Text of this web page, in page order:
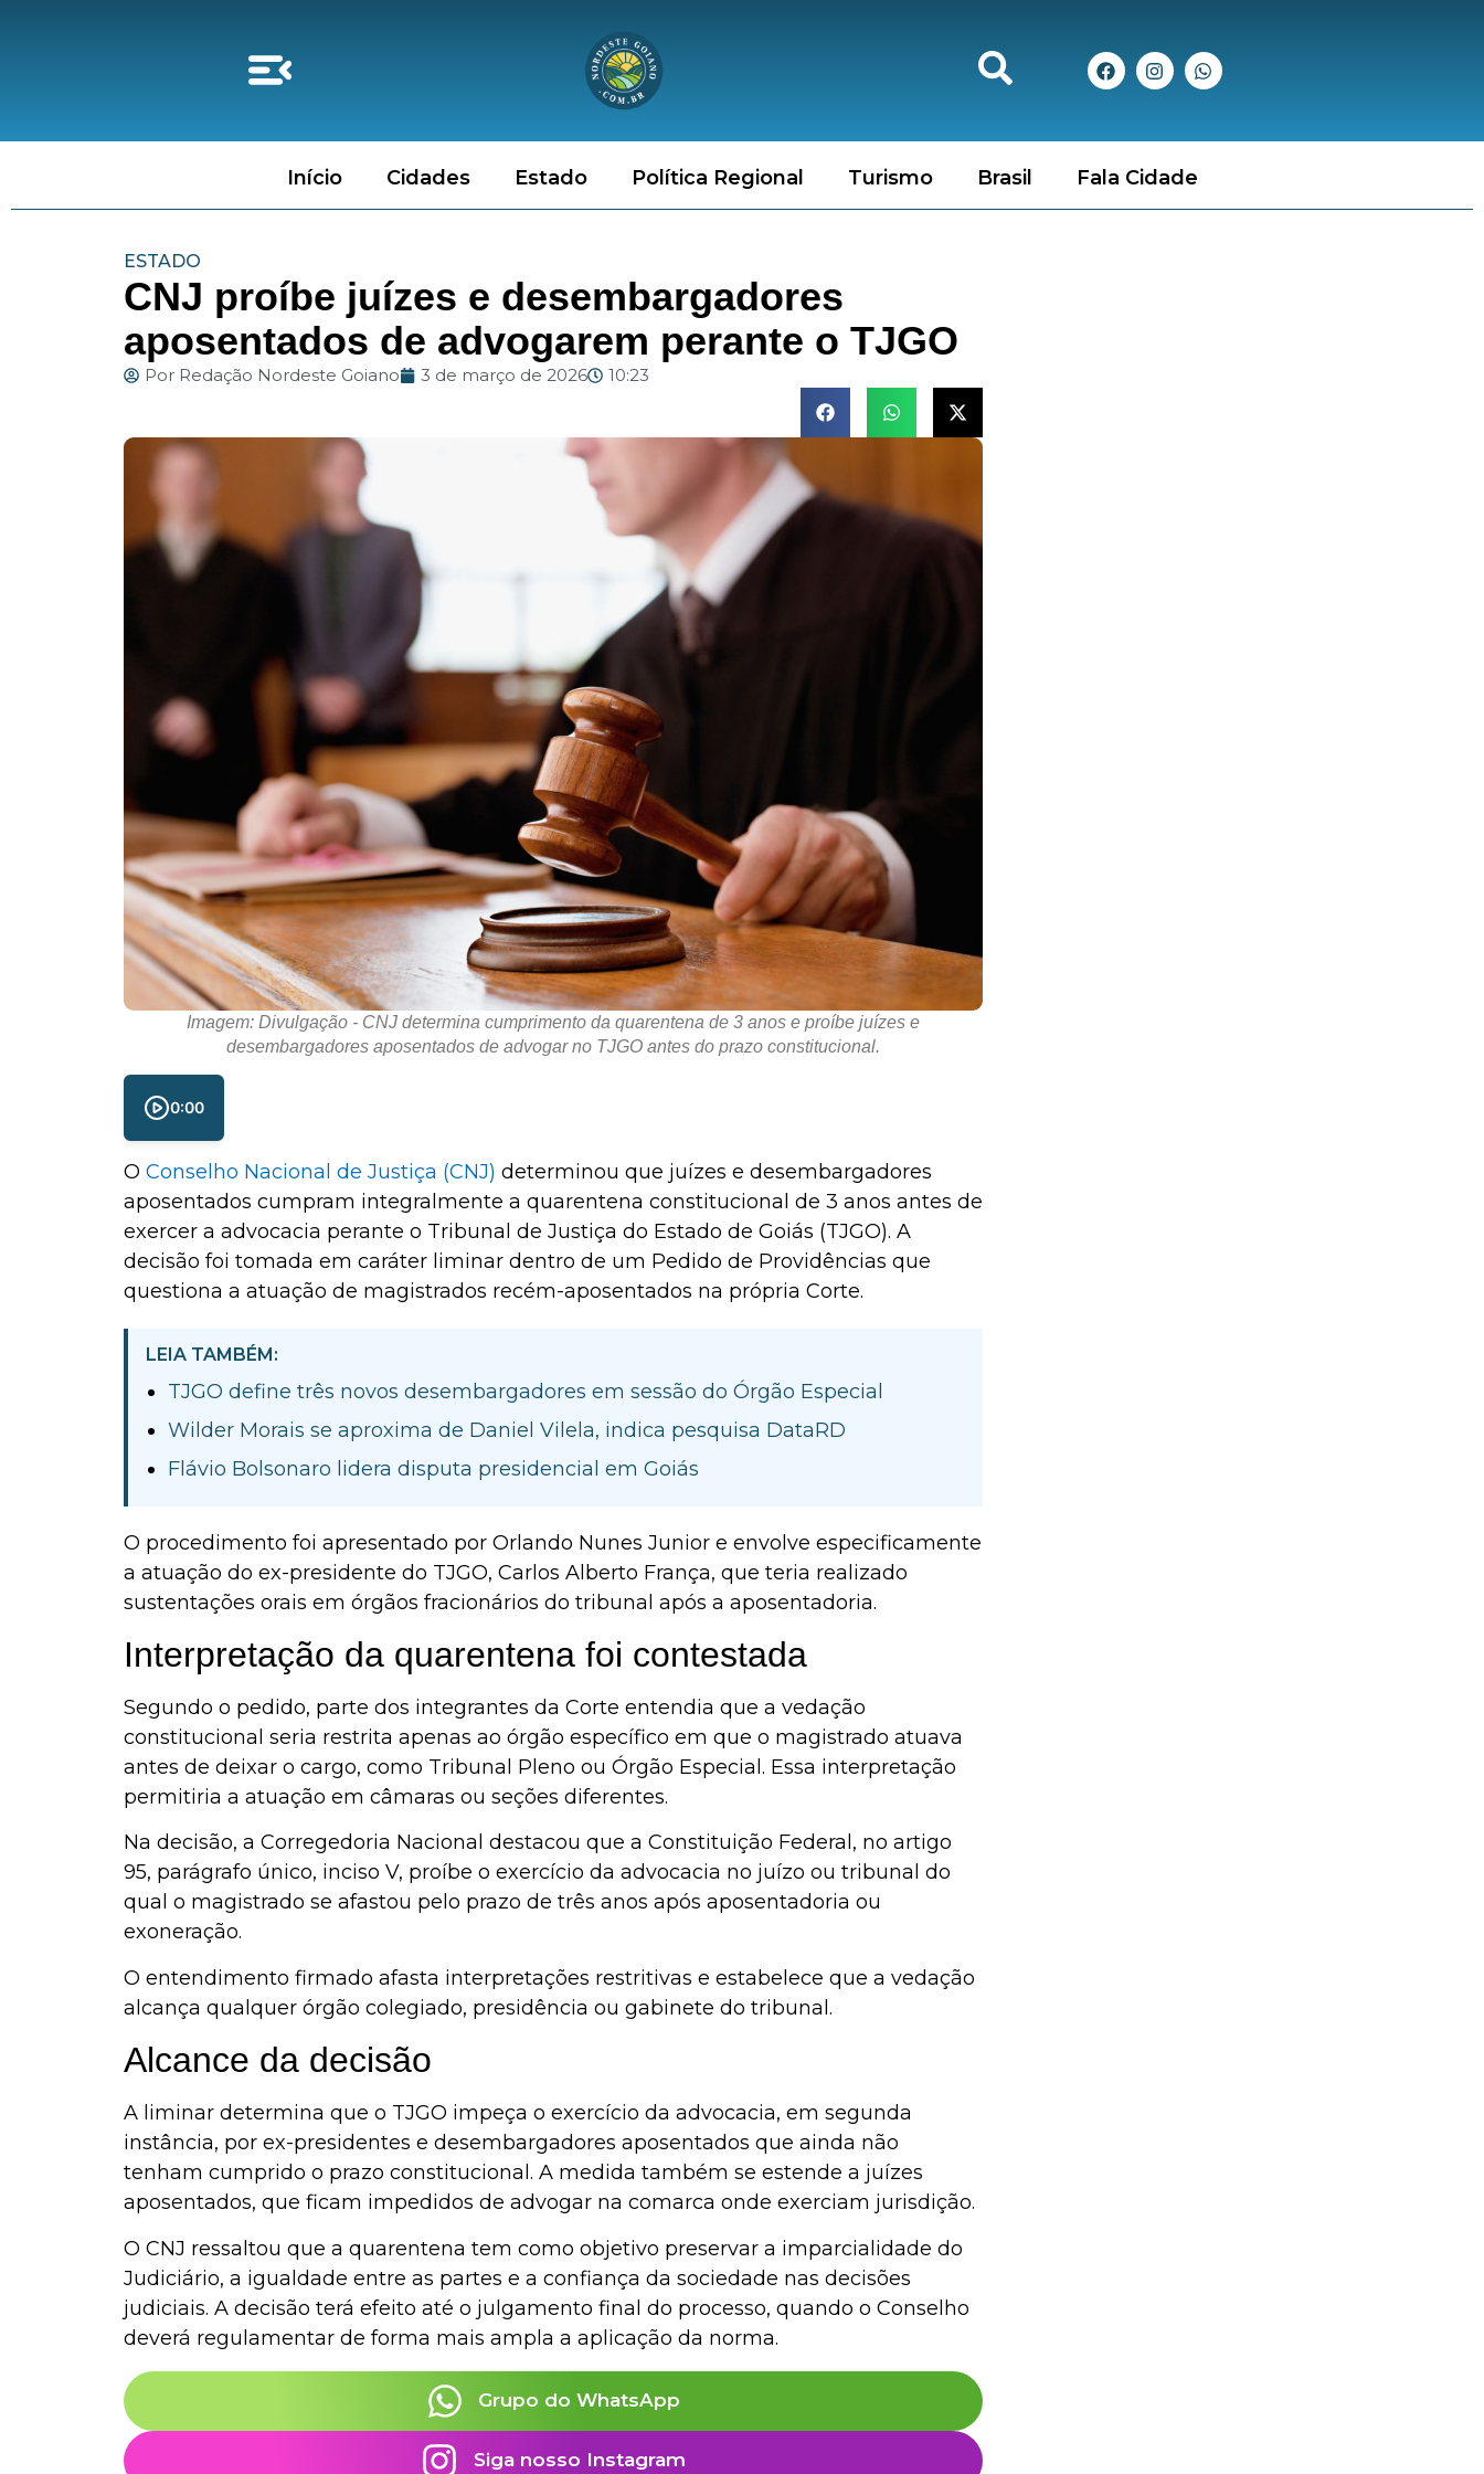
Início Cidades Estado Política Regional Turismo Brasil Fala Cidade
ESTADO
CNJ proíbe juízes e desembargadores
aposentados de advogarem perante o TJGO
Por Redação Nordeste Goiano 3 de março de 2026 10:23
Imagem: Divulgação - CNJ determina cumprimento da quarentena de 3 anos e proíbe juízes e
desembargadores aposentados de advogar no TJGO antes do prazo constitucional.
0:00
O Conselho Nacional de Justiça (CNJ) determinou que juízes e desembargadores
aposentados cumpram integralmente a quarentena constitucional de 3 anos antes de
exercer a advocacia perante o Tribunal de Justiça do Estado de Goiás (TJGO). A
decisão foi tomada em caráter liminar dentro de um Pedido de Providências que
questiona a atuação de magistrados recém-aposentados na própria Corte.
LEIA TAMBÉM:
TJGO define três novos desembargadores em sessão do Órgão Especial
Wilder Morais se aproxima de Daniel Vilela, indica pesquisa DataRD
Flávio Bolsonaro lidera disputa presidencial em Goiás
O procedimento foi apresentado por Orlando Nunes Junior e envolve especificamente
a atuação do ex-presidente do TJGO, Carlos Alberto França, que teria realizado
sustentações orais em órgãos fracionários do tribunal após a aposentadoria.
Interpretação da quarentena foi contestada
Segundo o pedido, parte dos integrantes da Corte entendia que a vedação
constitucional seria restrita apenas ao órgão específico em que o magistrado atuava
antes de deixar o cargo, como Tribunal Pleno ou Órgão Especial. Essa interpretação
permitiria a atuação em câmaras ou seções diferentes.
Na decisão, a Corregedoria Nacional destacou que a Constituição Federal, no artigo
95, parágrafo único, inciso V, proíbe o exercício da advocacia no juízo ou tribunal do
qual o magistrado se afastou pelo prazo de três anos após aposentadoria ou
exoneração.
O entendimento firmado afasta interpretações restritivas e estabelece que a vedação
alcança qualquer órgão colegiado, presidência ou gabinete do tribunal.
Alcance da decisão
A liminar determina que o TJGO impeça o exercício da advocacia, em segunda
instância, por ex-presidentes e desembargadores aposentados que ainda não
tenham cumprido o prazo constitucional. A medida também se estende a juízes
aposentados, que ficam impedidos de advogar na comarca onde exerciam jurisdição.
O CNJ ressaltou que a quarentena tem como objetivo preservar a imparcialidade do
Judiciário, a igualdade entre as partes e a confiança da sociedade nas decisões
judiciais. A decisão terá efeito até o julgamento final do processo, quando o Conselho
deverá regulamentar de forma mais ampla a aplicação da norma.
Grupo do WhatsApp
Siga nosso Instagram